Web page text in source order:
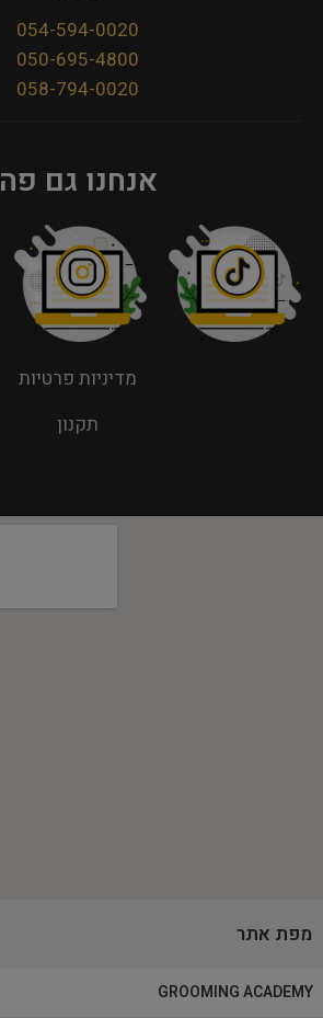
054-594-0020
050-695-4800
058-794-0020
אנחנו גם פה
מדיניות פרטיות
תקנון
מפת אתר
GROOMING ACADEMY